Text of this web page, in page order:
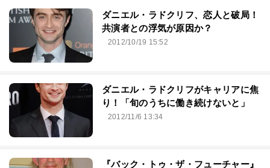
ダニエル・ラドクリフ、恋人と破局！
共演者との浮気が原因か？
2012/10/19 15:52
ダニエル・ラドクリフがキャリアに焦
り！「旬のうちに働き続けないと」
2012/11/6 13:34
『バック・トゥ・ザ・フューチャー』